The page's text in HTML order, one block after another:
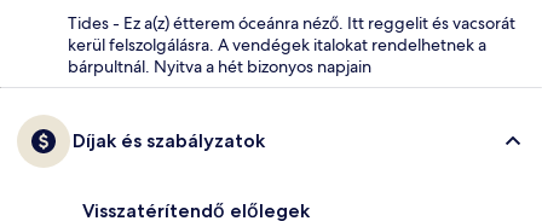
Tides - Ez a(z) étterem óceánra néző. Itt reggelit és vacsorát
kerül felszolgálásra. A vendégek italokat rendelhetnek a
bárpultnál. Nyitva a hét bizonyos napjain
Díjak és szabályzatok
Visszatérítendő előlegek